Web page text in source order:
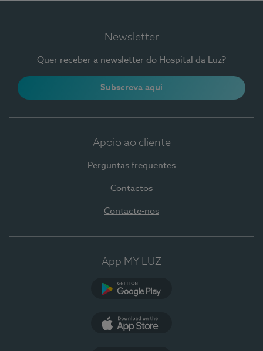
Newsletter
Quer receber a newsletter do Hospital da Luz?
Subscreva aqui
Apoio ao cliente
Perguntas frequentes
Contactos
Contacte-nos
App MY LUZ